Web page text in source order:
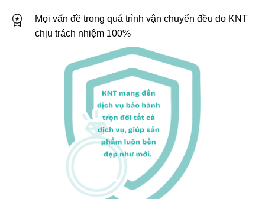
Mọi vấn đề trong quá trình vận chuyển đều do KNT
chịu trách nhiệm 100%